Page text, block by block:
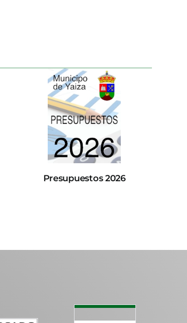
Presupuestos 2026